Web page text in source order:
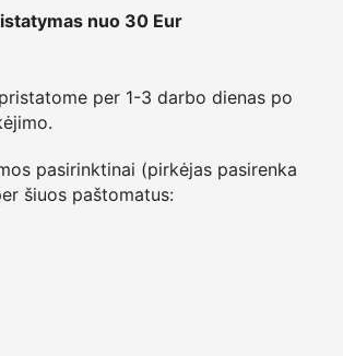
nuo 30 Eur
per 1-3 darbo dienas po
pasirinktinai (pirkėjas pasirenka
šiuos paštomatus: